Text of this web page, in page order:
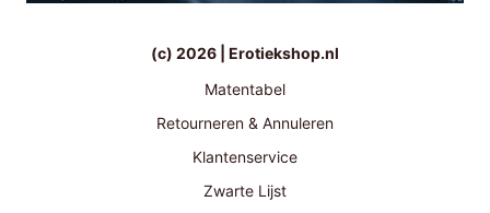
(c) 2026 | Erotiekshop.nl
Matentabel
Retourneren & Annuleren
Klantenservice
Zwarte Lijst